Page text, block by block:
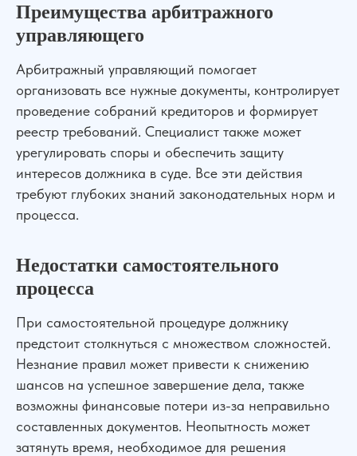
Преимущества арбитражного
управляющего
Арбитражный управляющий помогает
организовать все нужные документы, контролирует
проведение собраний кредиторов и формирует
реестр требований. Специалист также может
урегулировать споры и обеспечить защиту
интересов должника в суде. Все эти действия
требуют глубоких знаний законодательных норм и
процесса.
Недостатки самостоятельного
процесса
При самостоятельной процедуре должнику
предстоит столкнуться с множеством сложностей.
Незнание правил может привести к снижению
шансов на успешное завершение дела, также
возможны финансовые потери из-за неправильно
составленных документов. Неопытность может
затянуть время, необходимое для решения